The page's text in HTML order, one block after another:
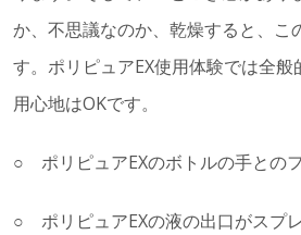
か、不思議なのか、乾燥すると、こ
す。ポリピュアEX使用体験では全般
用心地はOKです。
○ ポリピュアEXのボトルの手との
○ ポリピュアEXの液の出口がスプ